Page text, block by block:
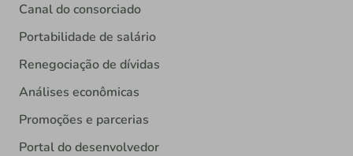
Canal do consorciado
Portabilidade de salário
Renegociação de dívidas
Análises econômicas
Promoções e parcerias
Portal do desenvolvedor